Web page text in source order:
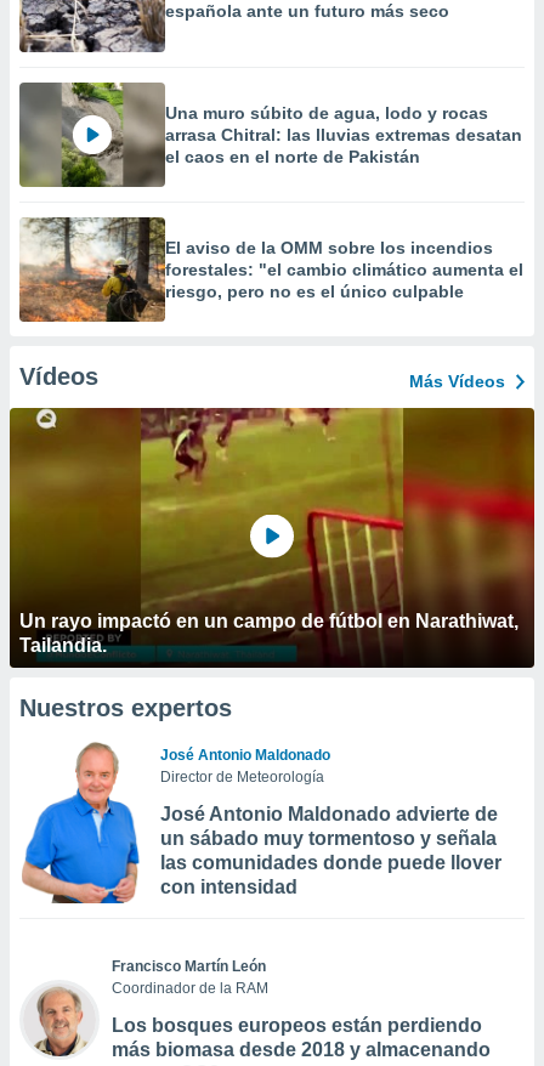
española ante un futuro más seco
Una muro súbito de agua, lodo y rocas
arrasa Chitral: las lluvias extremas desatan
el caos en el norte de Pakistán
El aviso de la OMM sobre los incendios
forestales: "el cambio climático aumenta el
riesgo, pero no es el único culpable
Vídeos Más Vídeos
Un rayo impactó en un campo de fútbol en Narathiwat,
Tailandia.
Nuestros expertos
José Antonio Maldonado
Director de Meteorología
José Antonio Maldonado advierte de
un sábado muy tormentoso y señala
las comunidades donde puede llover
con intensidad
Francisco Martín León
Coordinador de la RAM
Los bosques europeos están perdiendo
más biomasa desde 2018 y almacenando